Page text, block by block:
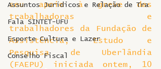
Assuntos Jurídicos e Relação de Tra
Fala SINTET-UFU
Esporte Cultura e Lazer
Conselho Fiscal
seu apoio à greve das
trabalhadoras e
trabalhadores da Fundação de
Assistência, Estudo e
Pesquisa de Uberlândia
(FAEPU) iniciada ontem, 10